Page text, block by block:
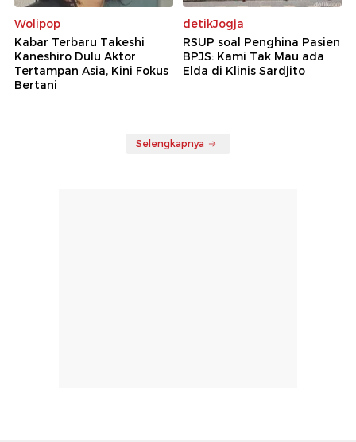
Wolipop
Kabar Terbaru Takeshi
Kaneshiro Dulu Aktor
Tertampan Asia, Kini Fokus
Bertani
detikJogja
RSUP soal Penghina Pasien
BPJS: Kami Tak Mau ada
Elda di Klinis Sardjito
Selengkapnya